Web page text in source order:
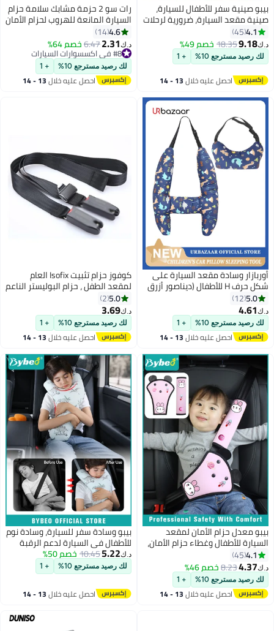
بيبو صينية سفر للأطفال للسيارة،
صينية مقعد السيارة، ضرورية لرحلات
الطريق، طاولة للمقعد مزودة
بجيوب شبكية، منظم مكتب للسيارة،
إكسسوارات السيارة، قابلة للطي
ومضادة للماء
4.1
45
د.ك‏9.18
18.35خصم 49%
لك رصيد مسترجع 10% + 1
احصل عليه خلال 13 - 14
رات سو 2 حزمة مشابك سلامة حزام
السيارة المانعة للهروب لحزام الأمان
للأطفال، تستخدم لمقاعد السيارة
وكراسي الطعام العالية وعربات
الأطفال وأحزمة الأمان للأطفال.
4.6
14
د.ك‏2.31
6.47خصم 64%
#8 في اكسسوارات السيارات
#8 في اكسسوارات السيارات
لك رصيد مسترجع 10% + 1
احصل عليه خلال 13 - 14
أوربازار وسادة مقعد السيارة على
شكل حرف H للأطفال (ديناصور أزرق
غامق)، وسائد سيارة للأطفال للنوم،
دعم رأس الطفل أثناء النوم في
السيارة، وسادة مقعد السيارة
لمسند الرقبة أثناء السفر للأطفال
أثناء النوم
5.0
12
د.ك‏4.61
لك رصيد مسترجع 10% + 1
احصل عليه خلال 13 - 14
كوفوز حزام تثبيت Isofix العام
لمقعد الطفل ، حزام البوليستر الناعم
التوتر 15000N
5.0
2
د.ك‏3.69
لك رصيد مسترجع 10% + 1
احصل عليه خلال 13 - 14
بيبو معدل حزام الأمان لمقعد
السيارة للأطفال وغطاء حزام الأمان،
وسادات حزام الأمان للأطفال لدعم
الرقبة، مثبت حزام الأمان للأكتاف
للأطفال، وسادة حزام الأمان للراحة
الرأسية أثناء السفر والقيادة،
مجموعة من 2
4.1
45
د.ك‏4.37
8.23خصم 46%
لك رصيد مسترجع 10% + 1
احصل عليه خلال 13 - 14
بيبو وسادة سفر للسيارة، وسادة نوم
للأطفال في السيارة لدعم الرقبة
والرأس، وسادة ناعمة للسفر، وسادة
لحزام الأمان ومسند الرأس للرحلات
لطويلة
د.ك‏5.22
10.45خصم 50%
لك رصيد مسترجع 10% + 1
احصل عليه خلال 13 - 14